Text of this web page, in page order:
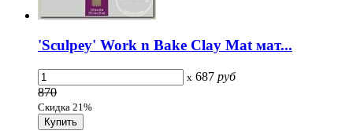
'Sculpey' Work n Bake Clay Mat мат...
x 687 руб
870
Скидка 21%